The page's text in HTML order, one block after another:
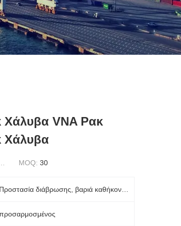
Χάλυβα VNA Ρακ
Χάλυβα
MOQ: 30